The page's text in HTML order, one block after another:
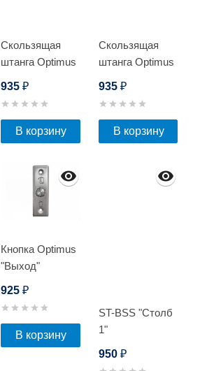
Скользящая
штанга Optimus
935₽
В корзину
Скользящая
штанга Optimus
935 ₽
В корзину
Кнопка Optimus
"Выход"
925₽
В корзину
ST-BSS "Столб
1"
950 ₽